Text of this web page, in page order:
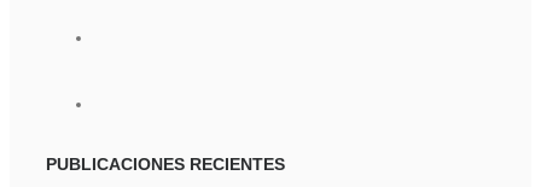
PUBLICACIONES RECIENTES